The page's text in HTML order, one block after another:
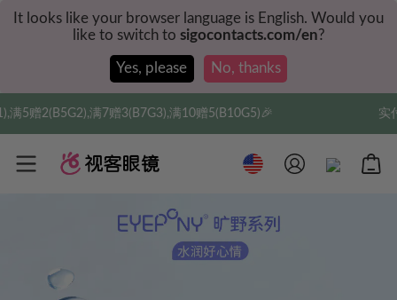
It looks like your browser language is English. Would you
like to switch to sigocontacts.com/en?
Yes, please No, thanks
7赠3(B7G3),满10赠5(B10G5)🎉 实付满$35全球包